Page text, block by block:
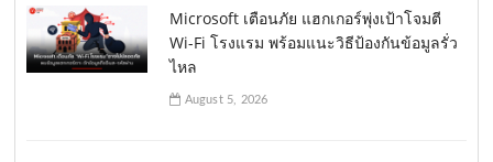
Microsoft เตือนภัย แฮกเกอร์พุ่งเป้าโจมตี
Wi-Fi โรงแรม พร้อมแนะวิธีป้องกันข้อมูลรั่ว
ไหล
August 5, 2026